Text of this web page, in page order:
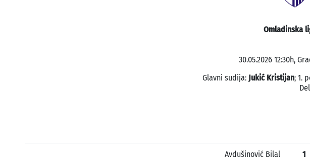
Omladinska
30.05.2026 12:30h,
Glavni sudija: Jukić Kristijan; 1.
Avdušinović Bilal 1